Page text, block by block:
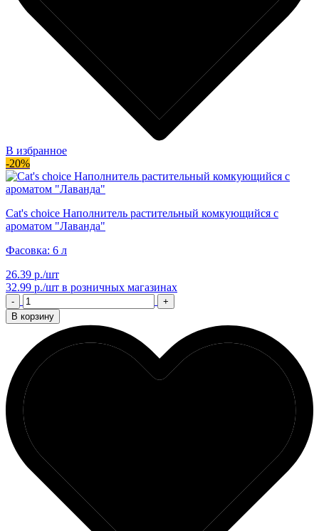
В избранное
-20%
Cat's choice Наполнитель растительный комкующийся с
ароматом "Лаванда"
Фасовка: 6 л
26.39 р./шт
32.99 р./шт в розничных магазинах
-
+
В корзину